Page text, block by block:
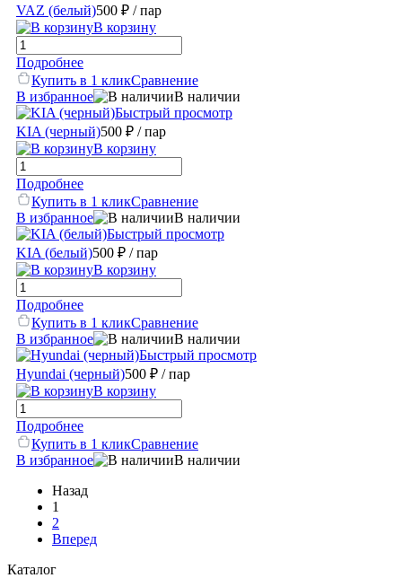
VAZ (белый)500 ₽ / пар
В корзину
Подробнее
Купить в 1 кликСравнение
В избранное
В наличии
Быстрый просмотр
KIA (черный)500 ₽ / пар
В корзину
Подробнее
Купить в 1 кликСравнение
В избранное
В наличии
Быстрый просмотр
KIA (белый)500 ₽ / пар
В корзину
Подробнее
Купить в 1 кликСравнение
В избранное
В наличии
Быстрый просмотр
Hyundai (черный)500 ₽ / пар
В корзину
Подробнее
Купить в 1 кликСравнение
В избранное
В наличии
Назад
1
2
Вперед
Каталог